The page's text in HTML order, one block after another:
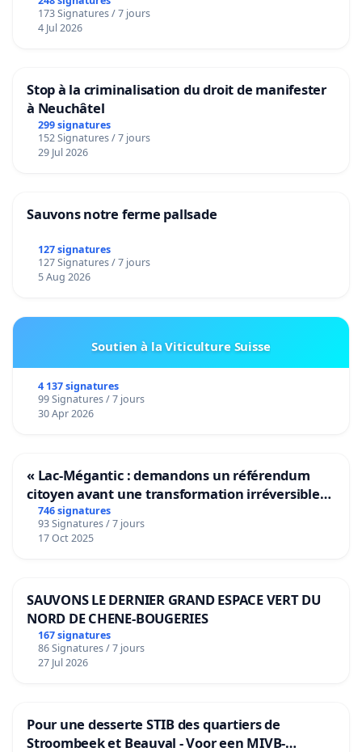
173 Signatures / 7 jours
4 Jul 2026
Stop à la criminalisation du droit de manifester
à Neuchâtel
299 signatures
152 Signatures / 7 jours
29 Jul 2026
Sauvons notre ferme pallsade
127 signatures
127 Signatures / 7 jours
5 Aug 2026
Soutien à la Viticulture Suisse
4 137 signatures
99 Signatures / 7 jours
30 Apr 2026
« Lac-Mégantic : demandons un référendum
citoyen avant une transformation irréversible
de notre territoire »
746 signatures
93 Signatures / 7 jours
17 Oct 2025
SAUVONS LE DERNIER GRAND ESPACE VERT DU
NORD DE CHENE-BOUGERIES
167 signatures
86 Signatures / 7 jours
27 Jul 2026
Pour une desserte STIB des quartiers de
Stroombeek et Beauval - Voor een MIVB-